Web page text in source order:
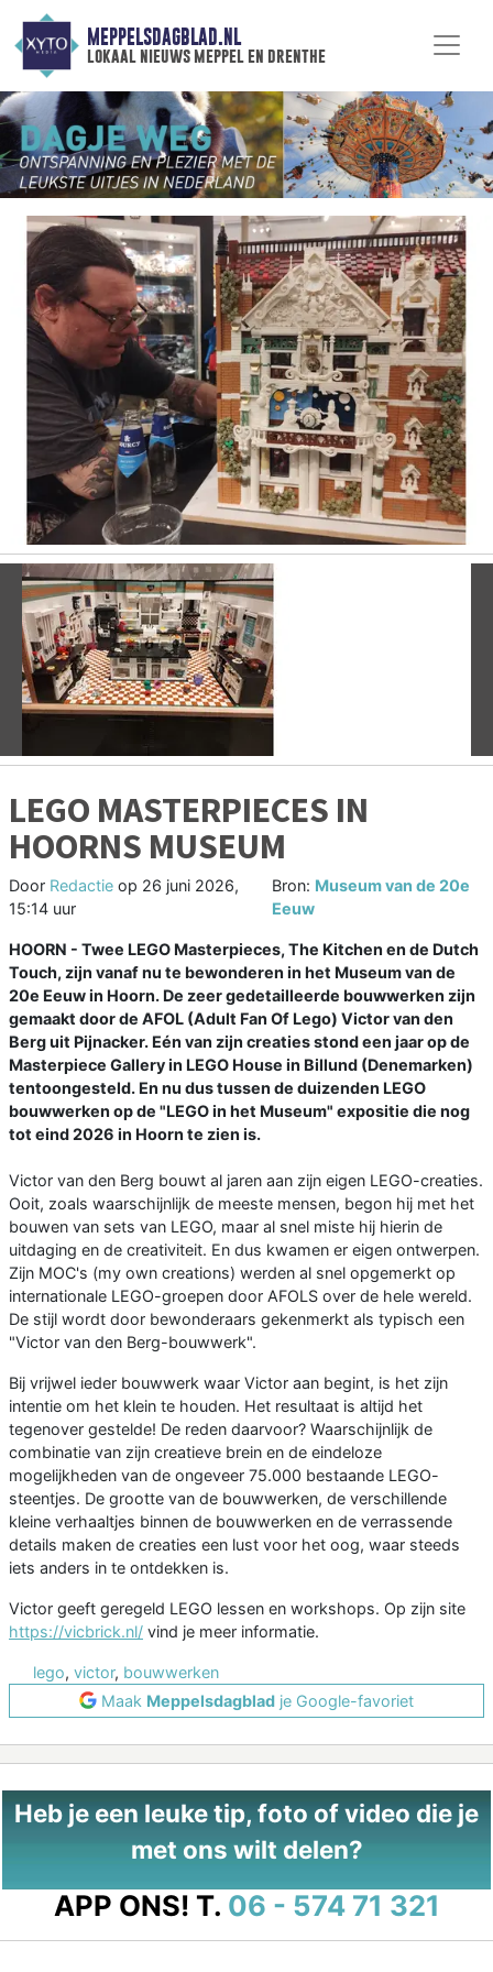
MEPPELSDAGBLAD.NL
lokaal nieuws meppel en drenthe
Vorige
LEGO MASTERPIECES IN
HOORNS MUSEUM
Door Redactie op 26 juni 2026,
15:14 uur
Bron: Museum van de 20e
Eeuw
HOORN - Twee LEGO Masterpieces, The Kitchen en de Dutch
Touch, zijn vanaf nu te bewonderen in het Museum van de
20e Eeuw in Hoorn. De zeer gedetailleerde bouwwerken zijn
gemaakt door de AFOL (Adult Fan Of Lego) Victor van den
Berg uit Pijnacker. Eén van zijn creaties stond een jaar op de
Masterpiece Gallery in LEGO House in Billund (Denemarken)
tentoongesteld. En nu dus tussen de duizenden LEGO
bouwwerken op de "LEGO in het Museum" expositie die nog
tot eind 2026 in Hoorn te zien is.
Victor van den Berg bouwt al jaren aan zijn eigen LEGO-creaties.
Ooit, zoals waarschijnlijk de meeste mensen, begon hij met het
bouwen van sets van LEGO, maar al snel miste hij hierin de
uitdaging en de creativiteit. En dus kwamen er eigen ontwerpen.
Zijn MOC's (my own creations) werden al snel opgemerkt op
internationale LEGO-groepen door AFOLS over de hele wereld.
De stijl wordt door bewonderaars gekenmerkt als typisch een
"Victor van den Berg-bouwwerk".
Bij vrijwel ieder bouwwerk waar Victor aan begint, is het zijn
intentie om het klein te houden. Het resultaat is altijd het
tegenover gestelde! De reden daarvoor? Waarschijnlijk de
combinatie van zijn creatieve brein en de eindeloze
mogelijkheden van de ongeveer 75.000 bestaande LEGO-
steentjes. De grootte van de bouwwerken, de verschillende
kleine verhaaltjes binnen de bouwwerken en de verrassende
details maken de creaties een lust voor het oog, waar steeds
iets anders in te ontdekken is.
Victor geeft geregeld LEGO lessen en workshops. Op zijn site
https://vicbrick.nl/ vind je meer informatie.
lego, victor, bouwwerken
Maak Meppelsdagblad je Google-favoriet
Heb je een leuke tip, foto of video die je
met ons wilt delen?
APP ONS! T. 06 - 574 71 321